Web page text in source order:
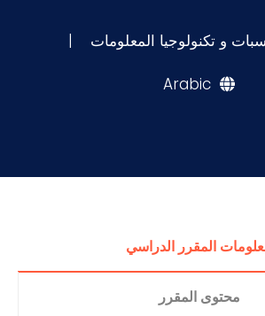
و تكنولوجيا المعلومات |
Arabic
المقرر الدراسي
محتوى المقرر